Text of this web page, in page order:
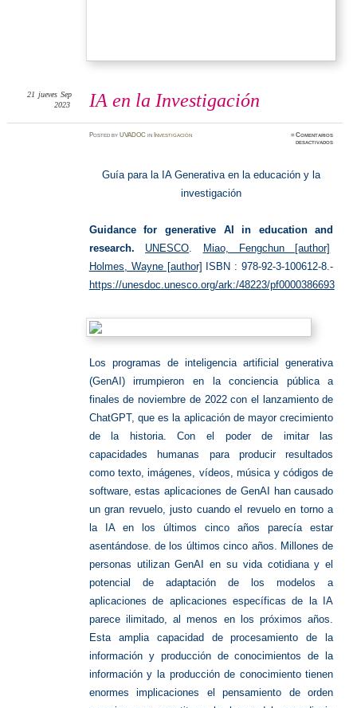
IA en la Investigación
21 jueves Sep
2023
PostedbyUVADOC in Investigación ≈Comentarios
desactivadosen
Guía para la IA Generativa en la educación y la
investigación
Guidance for generative AI in education and
research. UNESCO.
Miao, Fengchun [author]
Holmes, Wayne [author]
ISBN : 978-92-3-100612-8.-
https://unesdoc.unesco.org/ark:/48223/pf0000386693
Los programas de inteligencia artificial generativa
(GenAI) irrumpieron en la conciencia públicaa
finales de noviembre de 2022 con el lanzamiento de
ChatGPT, que es la aplicación de mayor crecimiento
de la historia. Con el poder de imitar las
capacidades humanas para producir resultados
como texto, imágenes, vídeos, música y códigos de
software, estas aplicaciones de GenAI han causado
un gran revuelo, justo cuando el revuelo en torno a
la IA en los últimos cinco años parecía estar
asentándose. de los últimos cinco años. Millones de
personas utilizan GenAI en su vida cotidiana y el
potencial de adaptación de los modelos a
aplicaciones de aplicaciones específicas de la IA
parece ilimitado, al menos en los próximos años.
Esta amplia capacidad de procesamiento de la
información y producción de conocimientos de la
información y la producción de conocimiento tienen
enormes implicaciones el pensamiento de orden